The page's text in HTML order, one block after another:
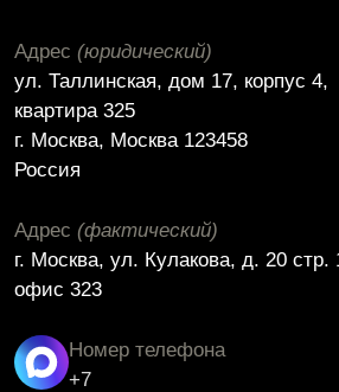
Адрес (юридический)
ул. Таллинская, дом 17, корпус 4,
квартира 325
г. Москва, Москва 123458
Россия
Адрес (фактический)
г. Москва, ул. Кулакова, д. 20 стр.
офис 323
Номер телефона
+7